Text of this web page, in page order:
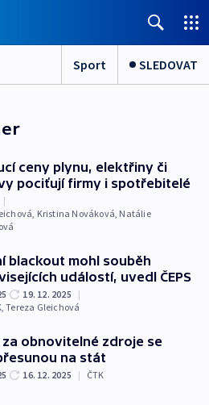
Sport SLEDOVAT
ceny plynu, elektřiny či
pociťují firmy i spotřebitelé
|
, Kristina Nováková, Natálie
blackout mohl souběh
událostí, uvedl ČEPS
19. 12. 2025
|
,Tereza Gleichová
za obnovitelné zdroje se
na stát
16. 12. 2025 | ČTK